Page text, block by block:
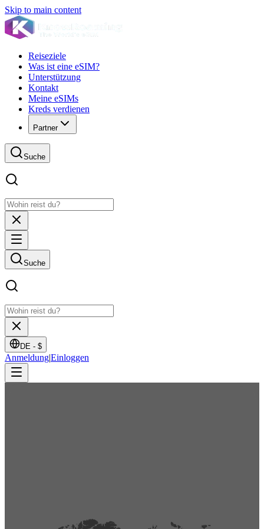
Skip to main content
Reiseziele
Was ist eine eSIM?
Unterstützung
Kontakt
Meine eSIMs
Kreds verdienen
Partner
Suche
Suche
DE - $
Anmeldung|Einloggen